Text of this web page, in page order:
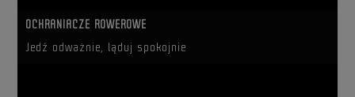
OCHRANIACZE ROWEROWE
Jedź odważnie, ląduj spokojnie